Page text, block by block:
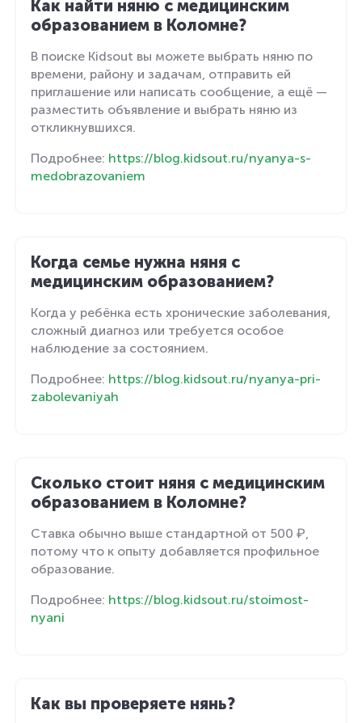
Как найти няню с медицинским
образованием в Коломне?
В поиске Kidsout вы можете выбрать няню по
времени, району и задачам, отправить ей
приглашение или написать сообщение, а ещё —
разместить объявление и выбрать няню из
откликнувшихся.
Подробнее: https://blog.kidsout.ru/nyanya-s-
medobrazovaniem
Когда семье нужна няня с
медицинским образованием?
Когда у ребёнка есть хронические заболевания,
сложный диагноз или требуется особое
наблюдение за состоянием.
Подробнее: https://blog.kidsout.ru/nyanya-pri-
zabolevaniyah
Сколько стоит няня с медицинским
образованием в Коломне?
Ставка обычно выше стандартной от 500 ₽,
потому что к опыту добавляется профильное
образование.
Подробнее: https://blog.kidsout.ru/stoimost-
nyani
Как вы проверяете нянь?